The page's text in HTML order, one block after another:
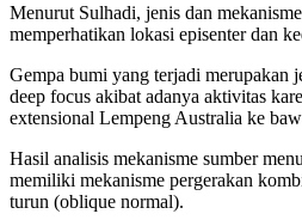
Menurut Sulhadi, jenis dan
memperhatikan lokasi episenter dan
Gempa bumi yang terjadi merupakan
deep focus akibat adanya aktivitas
extensional Lempeng Australia ke
Hasil analisis mekanisme sumber
memiliki mekanisme pergerakan
turun (oblique normal).